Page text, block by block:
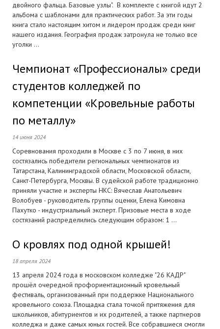
двойного фальца. Базовые узлы". В комплекте с книгой идут 2
альбома с шаблонами для практических работ. За эти годы
книга стало настоящим хитом и лидером продаж среди книг
нашего издания. География продаж затронула не только все
уголки ...
Чемпионат «Профессионалы» среди
студентов колледжей по
компетенции «Кровельные работы
по металлу»
14 июня 2024
Соревнования проходили в Москве с 3 по 7 июня, в них
состязались победители региональных чемпионатов из
Татарстана, Калининградской области, Московской области,
Санкт-Петербурга, Москвы. В судейской работе традиционно
приняли участие и эксперты НКС: Вячеслав Анатольевич
Волобуев - руководитель группы оценки, Елена Кимовна
Пахутко - индустриальный эксперт. Призовые места в ходе
состязаний распределились следующим образом: 1 ...
О кровлях под одной крышей!
18 апреля 2024
13 апреля 2024 года в московском колледже "26 КАДР"
прошёл очередной профориентационный кровельный
фестиваль, организованный при поддержке Национального
кровельного союза. Площадка стала точкой притяжения для
школьников, абитуриентов и их родителей, а также партнеров
колледжа и даже самых юных гостей. Все собравшиеся смогли